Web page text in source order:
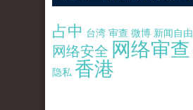
占中 台湾 审查 微博 新闻自由
网络安全 网络审查
隐私 香港